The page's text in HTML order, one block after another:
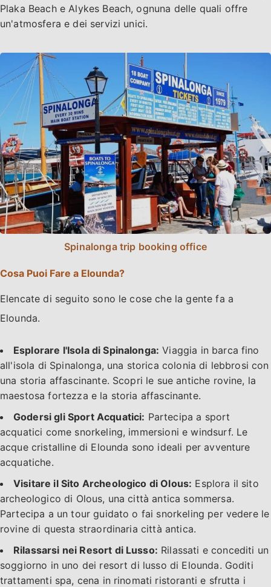
Plaka Beach e Alykes Beach, ognuna delle quali offre
un'atmosfera e dei servizi unici.
Spinalonga trip booking office
Cosa Puoi Fare a Elounda?
Elencate di seguito sono le cose che la gente fa a
Elounda.
Esplorare l'Isola di Spinalonga: Viaggia in barca fino
all'isola di Spinalonga, una storica colonia di lebbrosi con
una storia affascinante. Scopri le sue antiche rovine, la
maestosa fortezza e la storia affascinante.
Godersi gli Sport Acquatici: Partecipa a sport
acquatici come snorkeling, immersioni e windsurf. Le
acque cristalline di Elounda sono ideali per avventure
acquatiche.
Visitare il Sito Archeologico di Olous: Esplora il sito
archeologico di Olous, una città antica sommersa.
Partecipa a un tour guidato o fai snorkeling per vedere le
rovine di questa straordinaria città antica.
Rilassarsi nei Resort di Lusso: Rilassati e concediti un
soggiorno in uno dei resort di lusso di Elounda. Goditi
trattamenti spa, cena in rinomati ristoranti e sfrutta i